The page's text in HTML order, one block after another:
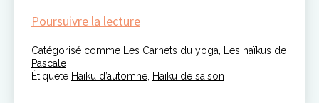
Poursuivre la lecturepoésie
l’automne
Catégorisé comme Les Carnets du yoga, Les haïkus de
Pascale
Étiqueté Haïku d’automne, Haïku de saison